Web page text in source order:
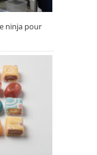
ninja pour